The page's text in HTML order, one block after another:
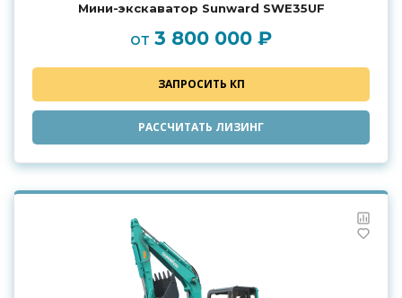
Мини-экскаватор Sunward SWE35UF
от 3 800 000 ₽
ЗАПРОСИТЬ КП
РАССЧИТАТЬ ЛИЗИНГ